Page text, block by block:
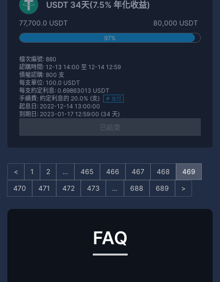
USDT 34天(7.5% 年化收益)
77,700.0 USDT 80,000 USDT
97%
檔次編號: 880
認購時間: 12-13 14:00 至 12-14 12:59
債權認購: 800 支
每支單位: 100.0 USDT
每支約定利息: 0.69863013 USDT
手續費: 約定利息的 20.0% (支)
支付
起息日: 2022-12-14 13:00:00
到期日: 2023-01-17 12:59:00 (34 天)
< 1 2 … 465 466 467 468
469
470
471 472 473 … 688 689 >
FAQ